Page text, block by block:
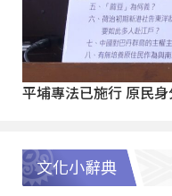
平埔專法已施行 原民
文化小辭典